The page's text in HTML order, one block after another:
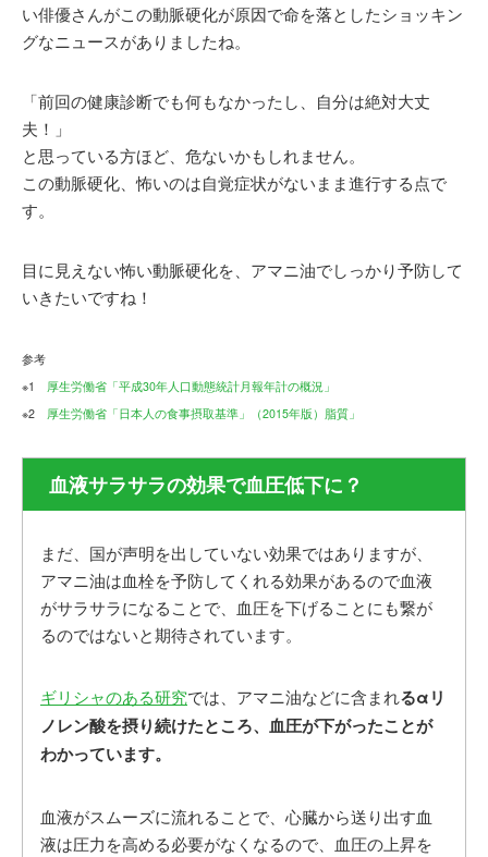
い俳優さんがこの動脈硬化が原因で命を落としたショッキン
グなニュースがありましたね。
「前回の健康診断でも何もなかったし、自分は絶対大丈
夫！」
と思っている方ほど、危ないかもしれません。
この動脈硬化、怖いのは自覚症状がないまま進行する点で
す。
目に見えない怖い動脈硬化を、アマニ油でしっかり予防して
いきたいですね！
参考
※1 厚生労働省「平成30年人口動態統計月報年計の概況」
※2 厚生労働省「日本人の食事摂取基準」（2015年版）脂質」
血液サラサラの効果で血圧低下に？
まだ、国が声明を出していない効果ではありますが、
アマニ油は血栓を予防してくれる効果があるので血液
がサラサラになることで、血圧を下げることにも繋が
るのではないと期待されています。
ギリシャのある研究では、アマニ油などに含まれるαリ
ノレン酸を摂り続けたところ、血圧が下がったことが
わかっています。
血液がスムーズに流れることで、心臓から送り出す血
液は圧力を高める必要がなくなるので、血圧の上昇を